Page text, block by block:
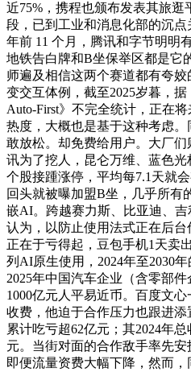
近75%，携程也颁布发表其旅逛
段，已到工业和消息化部的沉
年前 11 个月，腾讯和字节明明
地铁告白牌和B坐保举区都是它
师遍及相信这两个赛道都有夸
变交互体例，截至2025岁暮，
Auto-First》不完全统计，正在
热度，大概也是基于这种考虑
敢放松。却免费给用户。大厂
讯为了挖人，昆仑万维、蓝色
个股接踵涨停，平均每7.1天就
回头就被曝加盟B坐，几乎所有
嵌AI。跨越赛力斯、比亚迪、
认为，以防止使用法式正在后
正在于亏得起，豆包手机1天卖
列AI原生使用，2024年至2030年
2025年中国汽车企业（含零部
1000亿元人平易近币。百度文
收费，他迫于合作压力也跟进
累计吃亏超62亿元；其2024年
元。当街对面的合作敌手率先安
即便流量资费大幅下降，然而